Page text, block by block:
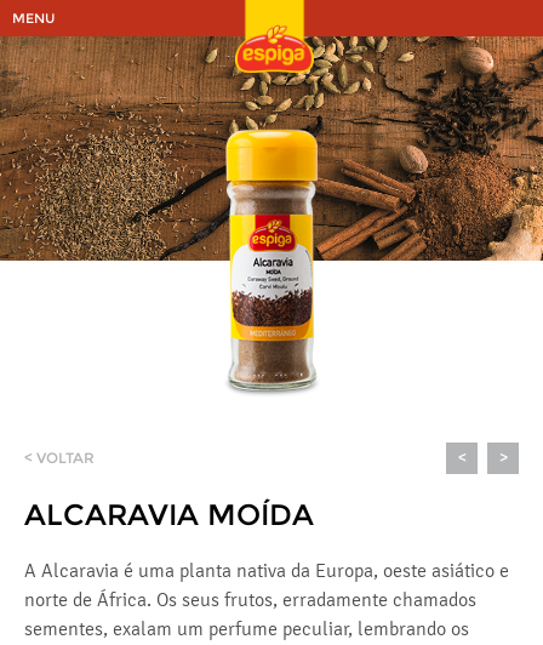
MENU
< VOLTAR < >
ALCARAVIA MOÍDA
A Alcaravia é uma planta nativa da Europa, oeste asiático e
norte de África. Os seus frutos, erradamente chamados
sementes, exalam um perfume peculiar, lembrando os